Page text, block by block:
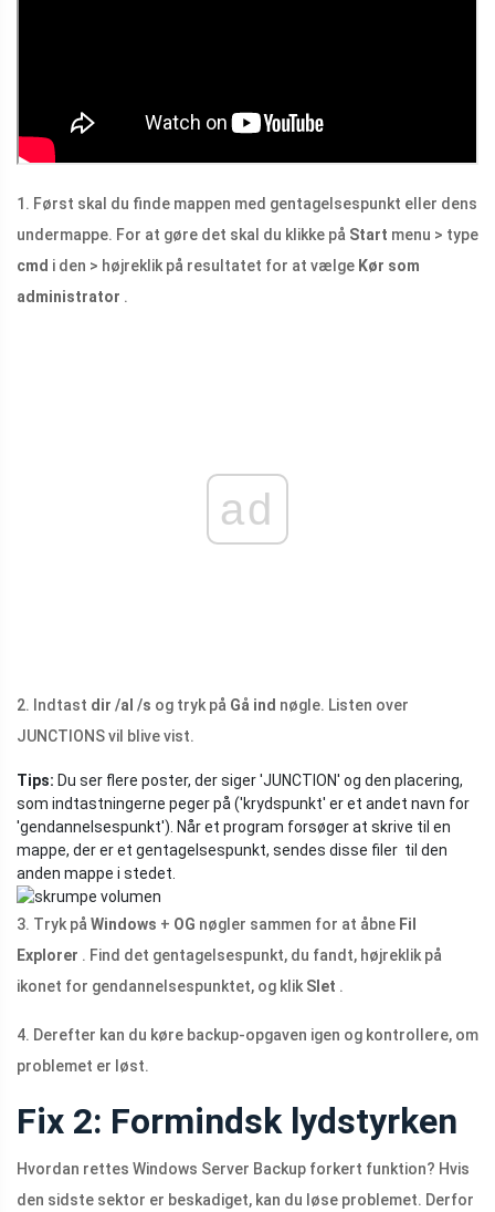
1. Først skal du finde mappen med gentagelsespunkt eller dens
undermappe. For at gøre det skal du klikke på Start menu > type
cmd i den > højreklik på resultatet for at vælge Kør som
administrator .
ad
2. Indtast dir /al /s og tryk på Gå ind nøgle. Listen over
JUNCTIONS vil blive vist.
Tips: Du ser flere poster, der siger 'JUNCTION' og den placering,
som indtastningerne peger på ('krydspunkt' er et andet navn for
'gendannelsespunkt'). Når et program forsøger at skrive til en
mappe, der er et gentagelsespunkt, sendes disse filer til den
anden mappe i stedet.
3. Tryk på Windows + OG nøgler sammen for at åbne Fil
Explorer . Find det gentagelsespunkt, du fandt, højreklik på
ikonet for gendannelsespunktet, og klik Slet .
4. Derefter kan du køre backup-opgaven igen og kontrollere, om
problemet er løst.
Fix 2: Formindsk lydstyrken
Hvordan rettes Windows Server Backup forkert funktion? Hvis
den sidste sektor er beskadiget, kan du løse problemet. Derfor